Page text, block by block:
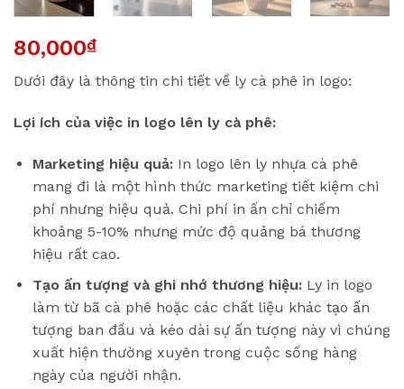
80,000₫
Dưới đây là thông tin chi tiết về ly cà phê in logo:
Lợi ích của việc in logo lên ly cà phê:
Marketing hiệu quả:In logo lên ly nhựa cà phê
mang đi là một hình thức marketing tiết kiệm chi
phí nhưng hiệu quả. Chi phí in ấn chỉ chiếm
khoảng 5-10% nhưng mức độ quảng bá thương
hiệu rất cao.
Tạo ấn tượng và ghi nhớ thương hiệu:Ly in logo
làm từ bã cà phê hoặc các chất liệu khác tạo ấn
tượng ban đầu và kéo dài sự ấn tượng này vì chúng
xuất hiện thường xuyên trong cuộc sống hàng
ngày của người nhận.